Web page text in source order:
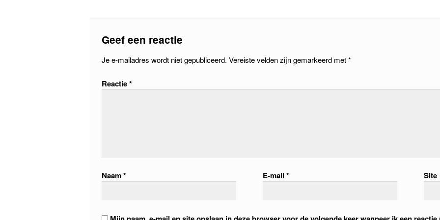
Geef een reactie
Je e-mailadres wordt niet gepubliceerd. Vereiste velden zijn gemarkeerd met*
Reactie*
Naam* E-mail* Site